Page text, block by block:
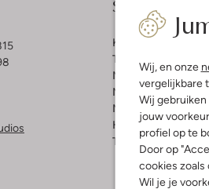
Wij, en onze
vergelijkbare
Wij
jouw
profiel op te
Door op
cookies zoals
Wil je je
Kleur:
Trends:
Materiaal
Materiaal
Materiaal zool:
Hakvorm:
Blokhak
Type neus:
Ronde